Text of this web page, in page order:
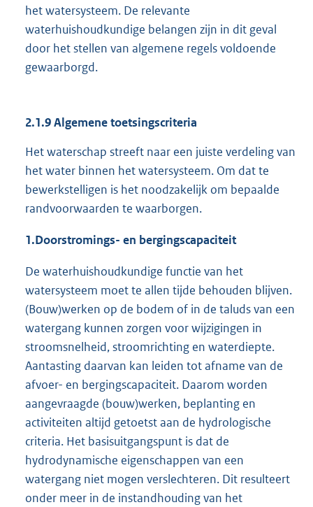
het watersysteem. De relevante
waterhuishoudkundige belangen zijn in dit geval
door het stellen van algemene regels voldoende
gewaarborgd.
2.1.9 Algemene toetsingscriteria
Het waterschap streeft naar een juiste verdeling van
het water binnen het watersysteem. Om dat te
bewerkstelligen is het noodzakelijk om bepaalde
randvoorwaarden te waarborgen.
1.Doorstromings- en bergingscapaciteit
De waterhuishoudkundige functie van het
watersysteem moet te allen tijde behouden blijven.
(Bouw)werken op de bodem of in de taluds van een
watergang kunnen zorgen voor wijzigingen in
stroomsnelheid, stroomrichting en waterdiepte.
Aantasting daarvan kan leiden tot afname van de
afvoer- en bergingscapaciteit. Daarom worden
aangevraagde (bouw)werken, beplanting en
activiteiten altijd getoetst aan de hydrologische
criteria. Het basisuitgangspunt is dat de
hydrodynamische eigenschappen van een
watergang niet mogen verslechteren. Dit resulteert
onder meer in de instandhouding van het